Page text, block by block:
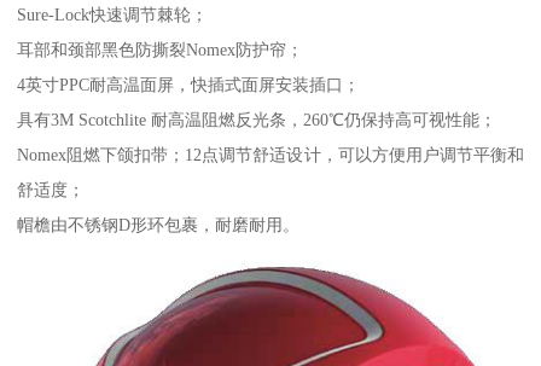
Sure-Lock快速调节棘轮；
耳部和颈部黑色防撕裂Nomex防护帘；
4英寸PPC耐高温面屏，快插式面屏安装插口；
具有3M Scotchlite 耐高温阻燃反光条，260℃仍保持高可视性能；
Nomex阻燃下颌扣带；12点调节舒适设计，可以方便用户调节平衡和
舒适度；
帽檐由不锈钢D形环包裹，耐磨耐用。